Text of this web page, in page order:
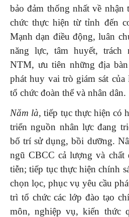
bảo đảm thống nhất về nhận
chức thực hiện từ tỉnh đến
Mạnh dạn điều động, luân
năng lực, tâm huyết,
NTM, ưu tiên những địa
phát huy vai trò giám sát
tổ chức đoàn thể và nhân dân.
Năm là,tiếp tục thực hiện có
triển nguồn nhân lực đang
bố trí sử dụng, bồi dưỡng.
ngũ CBCC cả lượng và chất
tiễn; tiếp tục thực hiện chính
chọn lọc, phục vụ yêu cầu
trì tổ chức các lớp đào tạo
môn, nghiệp vụ, kiến thức